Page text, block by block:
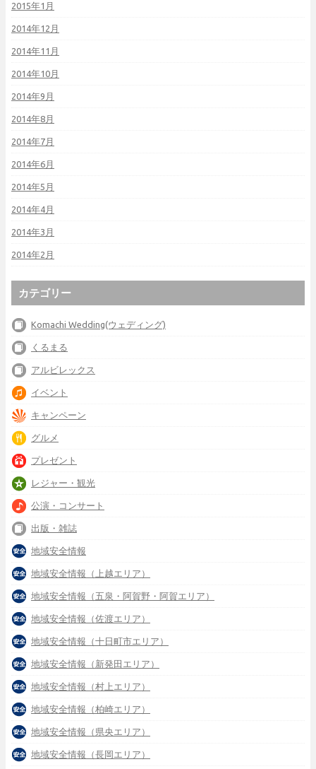
2015年1月
2014年12月
2014年11月
2014年10月
2014年9月
2014年8月
2014年7月
2014年6月
2014年5月
2014年4月
2014年3月
2014年2月
カテゴリー
Komachi Wedding(ウェディング)
くるまる
アルビレックス
イベント
キャンペーン
グルメ
プレゼント
レジャー・観光
公演・コンサート
出版・雑誌
地域安全情報
地域安全情報（上越エリア）
地域安全情報（五泉・阿賀野・阿賀エリア）
地域安全情報（佐渡エリア）
地域安全情報（十日町市エリア）
地域安全情報（新発田エリア）
地域安全情報（村上エリア）
地域安全情報（柏崎エリア）
地域安全情報（県央エリア）
地域安全情報（長岡エリア）